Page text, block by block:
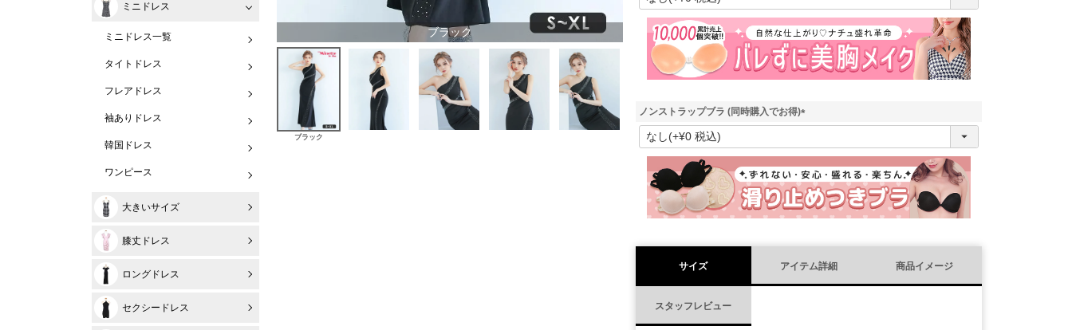
ミニドレス
ミニドレス一覧
タイトドレス
フレアドレス
袖ありドレス
韓国ドレス
ワンピース
大きいサイズ
膝丈ドレス
ロングドレス
セクシードレス
ブラック
ブラック
須
)
ノンストラップブラ (同時購入でお得)
(
須
)
サイズ アイテム詳細 商品イメージ
スタッフレビュー